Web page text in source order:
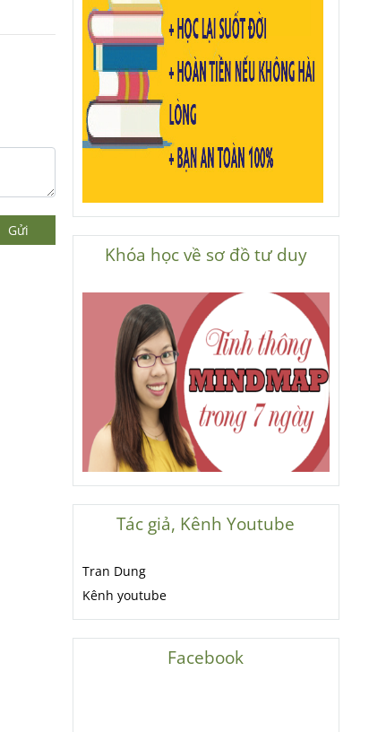
Gửi
Khóa học về sơ đồ tư duy
Tác giả, Kênh Youtube
Tran Dung
Kênh youtube
Facebook